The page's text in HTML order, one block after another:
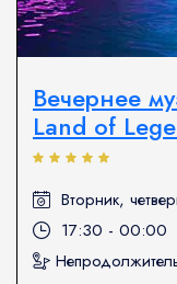
Вечернее
Land of
Вторник,
17:30 - 00:00